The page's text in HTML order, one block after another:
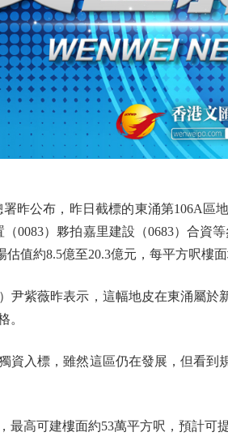
公布，昨日截標的東涌第106A區
0083）夥拍嘉里建設（0683）合資
值約8.5億至20.3億元，每平方呎樓面
紫薇昨表示，這幅地皮在東涌屬於
。
入標，雖然這區仍在發展，但看到
可建樓面約53萬平方呎，預計可